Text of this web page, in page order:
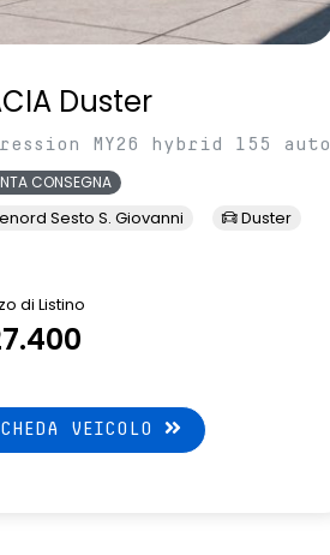
Duster
MY26 hybrid 155 auto
CONSEGNA
Sesto S. Giovanni Duster
di Listino
VEICOLO